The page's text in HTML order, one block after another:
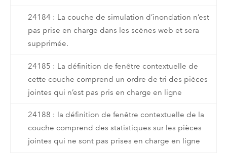
24184 : La couche de simulation d’inondation n’est
pas prise en charge dans les scènes web et sera
supprimée.
24185 : La définition de fenêtre contextuelle de
cette couche comprend un ordre de tri des pièces
jointes qui n’est pas pris en charge en ligne
24188 : la définition de fenêtre contextuelle de la
couche comprend des statistiques sur les pièces
jointes qui ne sont pas prises en charge en ligne